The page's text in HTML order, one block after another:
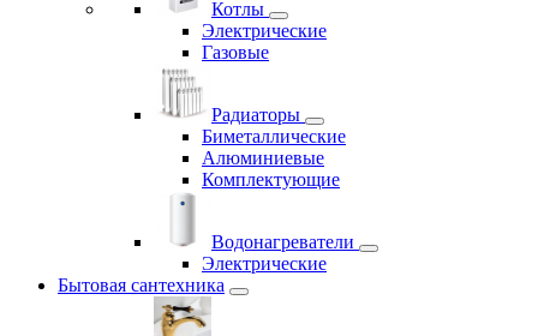
Котлы
Электрические
Газовые
Радиаторы
Биметаллические
Алюминиевые
Комплектующие
Водонагреватели
Электрические
Бытовая сантехника